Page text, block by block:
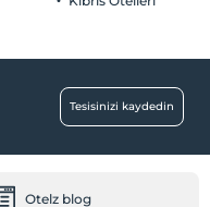
Tesisinizi kaydedin
Otelz blog